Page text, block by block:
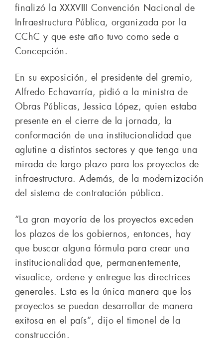
finalizó la XXXVIII Convención Nacional de
Infraestructura Pública, organizada por la
CChC y que este año tuvo como sede a
Concepción.
En su exposición, el presidente del gremio,
Alfredo Echavarría, pidió a la ministra de
Obras Públicas, Jessica López, quien estaba
presente en el cierre de la jornada, la
conformación de una institucionalidad que
aglutine a distintos sectores y que tenga una
mirada de largo plazo para los proyectos de
infraestructura. Además, de la modernización
del sistema de contratación pública.
“La gran mayoría de los proyectos exceden
los plazos de los gobiernos, entonces, hay
que buscar alguna fórmula para crear una
institucionalidad que, permanentemente,
visualice, ordene y entregue las directrices
generales. Esta es la única manera que los
proyectos se puedan desarrollar de manera
exitosa en el país”, dijo el timonel de la
construcción.